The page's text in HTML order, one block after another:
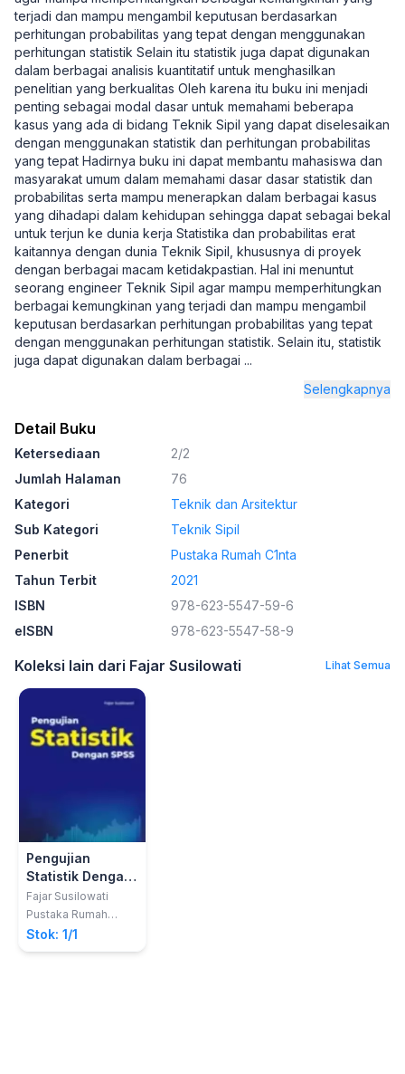
terjadi dan mampu mengambil keputusan berdasarkan
perhitungan probabilitas yang tepat dengan menggunakan
perhitungan statistik Selain itu statistik juga dapat digunakan
dalam berbagai analisis kuantitatif untuk menghasilkan
penelitian yang berkualitas Oleh karena itu buku ini menjadi
penting sebagai modal dasar untuk memahami beberapa
kasus yang ada di bidang Teknik Sipil yang dapat diselesaikan
dengan menggunakan statistik dan perhitungan probabilitas
yang tepat Hadirnya buku ini dapat membantu mahasiswa dan
masyarakat umum dalam memahami dasar dasar statistik dan
probabilitas serta mampu menerapkan dalam berbagai kasus
yang dihadapi dalam kehidupan sehingga dapat sebagai bekal
untuk terjun ke dunia kerja Statistika dan probabilitas erat
kaitannya dengan dunia Teknik Sipil, khususnya di proyek
dengan berbagai macam ketidakpastian. Hal ini menuntut
seorang engineer Teknik Sipil agar mampu memperhitungkan
berbagai kemungkinan yang terjadi dan mampu mengambil
keputusan berdasarkan perhitungan probabilitas yang tepat
dengan menggunakan perhitungan statistik. Selain itu, statistik
juga dapat digunakan dalam berbagai ...
Selengkapnya
Detail Buku
Ketersediaan
2/2
Jumlah Halaman
76
Kategori
Teknik dan Arsitektur
Sub Kategori
Teknik Sipil
Penerbit
Pustaka Rumah C1nta
Tahun Terbit
2021
ISBN
978-623-5547-59-6
eISBN
978-623-5547-58-9
Koleksi lain dari Fajar Susilowati Lihat Semua
Pengujian
Statistik Dengan
SPSS
Fajar Susilowati
Pustaka Rumah
C1nta
Stok: 1/1